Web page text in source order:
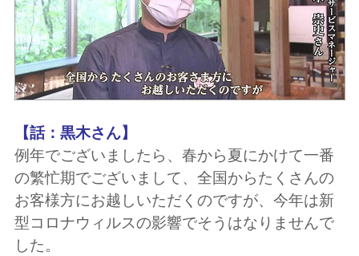
【話：黒木さん】
例年でございましたら、春から夏にかけて一番
の繁忙期でございまして、全国からたくさんの
お客様方にお越しいただくのですが、今年は新
型コロナウィルスの影響でそうはなりませんで
した。